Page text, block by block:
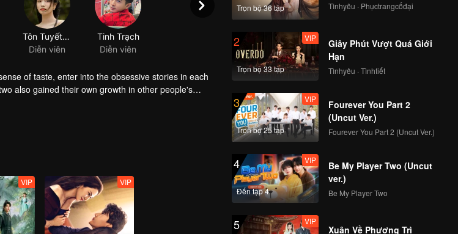
Tôn Tuyết Ninh
Diễn viên
Tinh Trạch
Diễn viên
of taste, enter into the obsessive stories in each
also gained their own growth in other people's
VIP VIP
Trọn bộ 36 tập Tìnhyêu · Phụctrangcổđại
2
Trọn bộ 33 tập
VIP
Giây Phút Vượt Quá Giới
Hạn
Tìnhyêu · Tìnhtiết
3
Trọn bộ 25 tập
VIP
Fourever You Part 2
(Uncut Ver.)
Fourever You Part 2 (Uncut Ver.)
4
Đến tập 4
VIP
Be My Player Two (Uncut
ver.)
Be My Player Two
5 VIP
Xuân Về Phượng Trì